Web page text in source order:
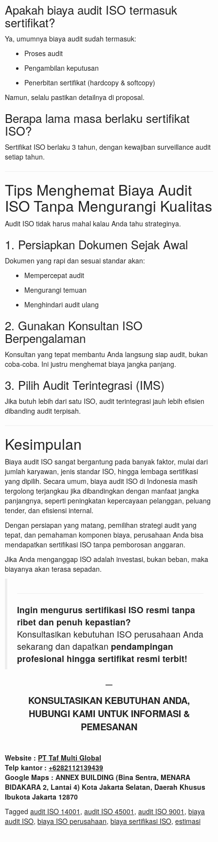
Apakah biaya audit ISO termasuk
sertifikat?
Ya, umumnya biaya audit sudah termasuk:
Proses audit
Pengambilan keputusan
Penerbitan sertifikat (hardcopy & softcopy)
Namun, selalu pastikan detailnya di proposal.
Berapa lama masa berlaku sertifikat
ISO?
Sertifikat ISO berlaku 3 tahun, dengan kewajiban surveillance audit
setiap tahun.
Tips Menghemat Biaya Audit
ISO Tanpa Mengurangi Kualitas
Audit ISO tidak harus mahal kalau Anda tahu strateginya.
1. Persiapkan Dokumen Sejak Awal
Dokumen yang rapi dan sesuai standar akan:
Mempercepat audit
Mengurangi temuan
Menghindari audit ulang
2. Gunakan Konsultan ISO
Berpengalaman
Konsultan yang tepat membantu Anda langsung siap audit, bukan
coba-coba. Ini justru menghemat biaya jangka panjang.
3. Pilih Audit Terintegrasi (IMS)
Jika butuh lebih dari satu ISO, audit terintegrasi jauh lebih efisien
dibanding audit terpisah.
Kesimpulan
Biaya audit ISO sangat bergantung pada banyak faktor, mulai dari
jumlah karyawan, jenis standar ISO, hingga lembaga sertifikasi
yang dipilih. Secara umum, biaya audit ISO di Indonesia masih
tergolong terjangkau jika dibandingkan dengan manfaat jangka
panjangnya, seperti peningkatan kepercayaan pelanggan, peluang
tender, dan efisiensi internal.
Dengan persiapan yang matang, pemilihan strategi audit yang
tepat, dan pemahaman komponen biaya, perusahaan Anda bisa
mendapatkan sertifikasi ISO tanpa pemborosan anggaran.
Jika Anda menganggap ISO adalah investasi, bukan beban, maka
biayanya akan terasa sepadan.
Ingin mengurus sertifikasi ISO resmi tanpa
ribet dan penuh kepastian?
Konsultasikan kebutuhan ISO perusahaan Anda
sekarang dan dapatkan pendampingan
profesional hingga sertifikat resmi terbit!
—
KONSULTASIKAN KEBUTUHAN ANDA,
HUBUNGI KAMI UNTUK INFORMASI &
PEMESANAN
Website : PT Taf Multi Global
Telp kantor : +6282112139439
Google Maps : ANNEX BUILDING (Bina Sentra, MENARA
BIDAKARA 2, Lantai 4) Kota Jakarta Selatan, Daerah Khusus
Ibukota Jakarta 12870
Tagged audit ISO 14001 , audit ISO 45001 , audit ISO 9001 , biaya
audit ISO, biaya ISO perusahaan, biaya sertifikasi ISO, estimasi